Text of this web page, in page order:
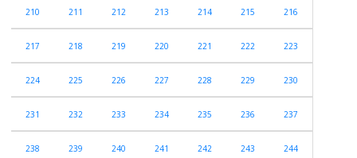
210 211 212 213 214 215 216
217 218 219 220 221 222 223
224 225 226 227 228 229 230
231 232 233 234 235 236 237
238 239 240 241 242 243 244